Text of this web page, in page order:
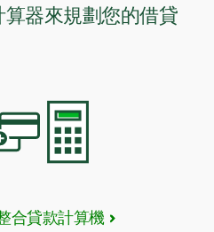
算器來規劃您的借貸
合貸款計算機